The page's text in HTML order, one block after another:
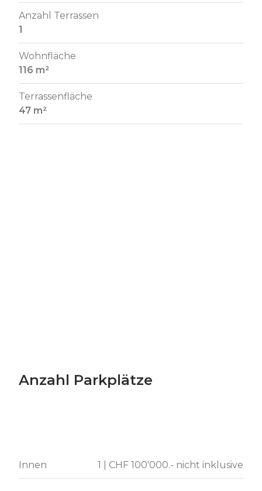
Anzahl Terrassen
1
Wohnfläche
116 m²
Terrassenfläche
47 m²
Anzahl Parkplätze
Innen 1 | CHF 100'000.- nicht inklusive